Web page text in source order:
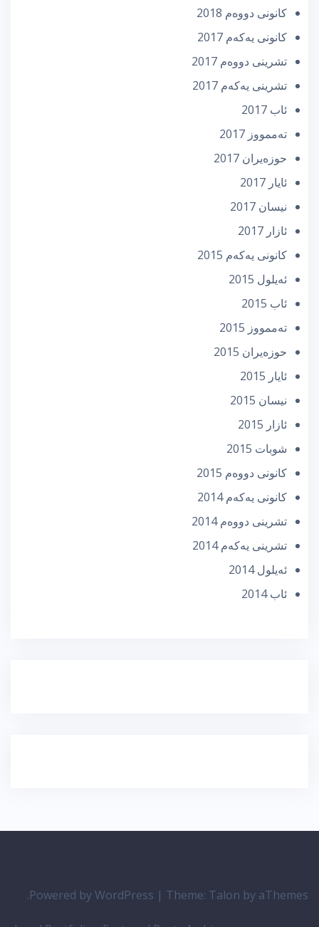
كانونی دووه‌م 2018
كانونی یه‌كه‌م 2017
تشرینی دووه‌م 2017
تشرینی یه‌كه‌م 2017
ئاب 2017
تەممووز 2017
حوزه‌یران 2017
ئایار 2017
نیسان 2017
ئازار 2017
كانونی یه‌كه‌م 2015
ئه‌یلول 2015
ئاب 2015
تەممووز 2015
حوزه‌یران 2015
ئایار 2015
نیسان 2015
ئازار 2015
شوبات 2015
كانونی دووه‌م 2015
كانونی یه‌كه‌م 2014
تشرینی دووه‌م 2014
تشرینی یه‌كه‌م 2014
ئه‌یلول 2014
ئاب 2014
Powered by WordPress | Theme: Talon by aThemes.